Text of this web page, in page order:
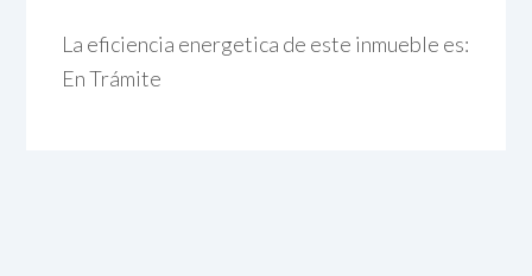
La eficiencia energetica de este inmueble es:
En Trámite